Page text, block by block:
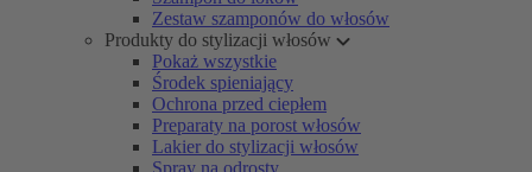
Zestaw szamponów do włosów
Produkty do stylizacji włosów
Pokaż wszystkie
Środek spieniający
Ochrona przed ciepłem
Preparaty na porost włosów
Lakier do stylizacji włosów
Spray na odrosty